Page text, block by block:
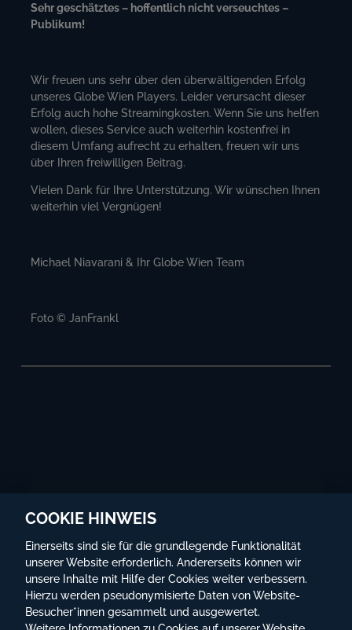
Sehr geschätztes – hoffentlich nicht verseuchtes –
Publikum!
Wir freuen uns sehr über den überwältigenden Erfolg
unseres Globe Wien Players. Leider verursacht dieser
Erfolg auch hohe Streamingkosten. Wenn Sie uns helfen
wollen, dieses Service auch weiterhin kostenfrei in
diesem Umfang aufrecht zu erhalten, freuen wir uns
über Ihren freiwilligen Beitrag.
Vielen Dank für Ihre Unterstützung. Wir wünschen Ihnen
weiterhin viel Vergnügen!
Michael Niavarani & Ihr Globe Wien Team
Foto © JanFrankl
©Globe Wien
COOKIE HINWEIS
Einerseits sind sie für die grundlegende Funktionalität
unserer Website erforderlich. Andererseits können wir
unsere Inhalte mit Hilfe der Cookies weiter verbessern.
Hierzu werden pseudonymisierte Daten von Website-
Besucher*innen gesammelt und ausgewertet.